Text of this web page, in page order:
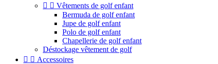
  Vêtements de golf enfant
Bermuda de golf enfant
Jupe de golf enfant
Polo de golf enfant
Chapellerie de golf enfant
Déstockage vêtement de golf
  Accessoires